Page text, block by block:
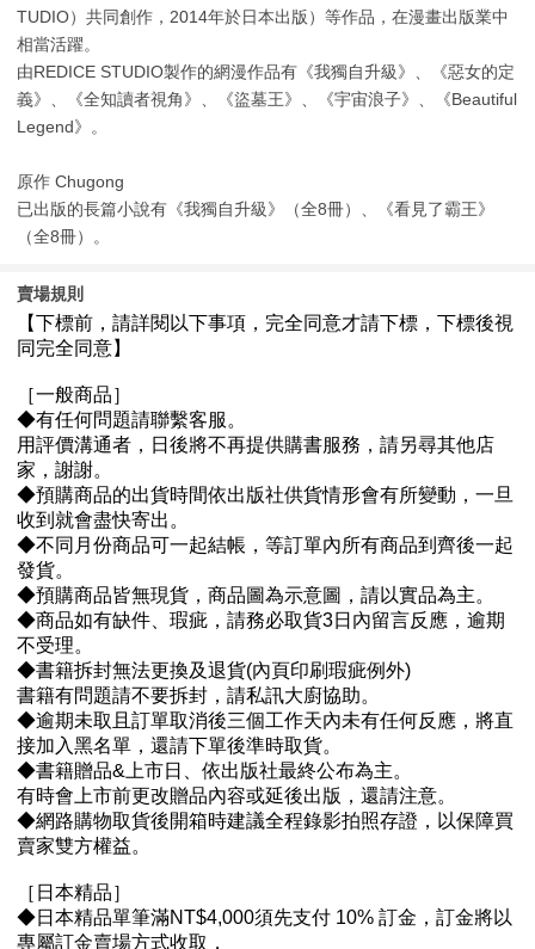
TUDIO）共同創作，2014年於日本出版）等作品，在漫畫出版業中
相當活躍。
由REDICE STUDIO製作的網漫作品有《我獨自升級》、《惡女的定
義》、《全知讀者視角》、《盜墓王》、《宇宙浪子》、《Beautiful
Legend》。
原作 Chugong
已出版的長篇小說有《我獨自升級》（全8冊）、《看見了霸王》
（全8冊）。
賣場規則